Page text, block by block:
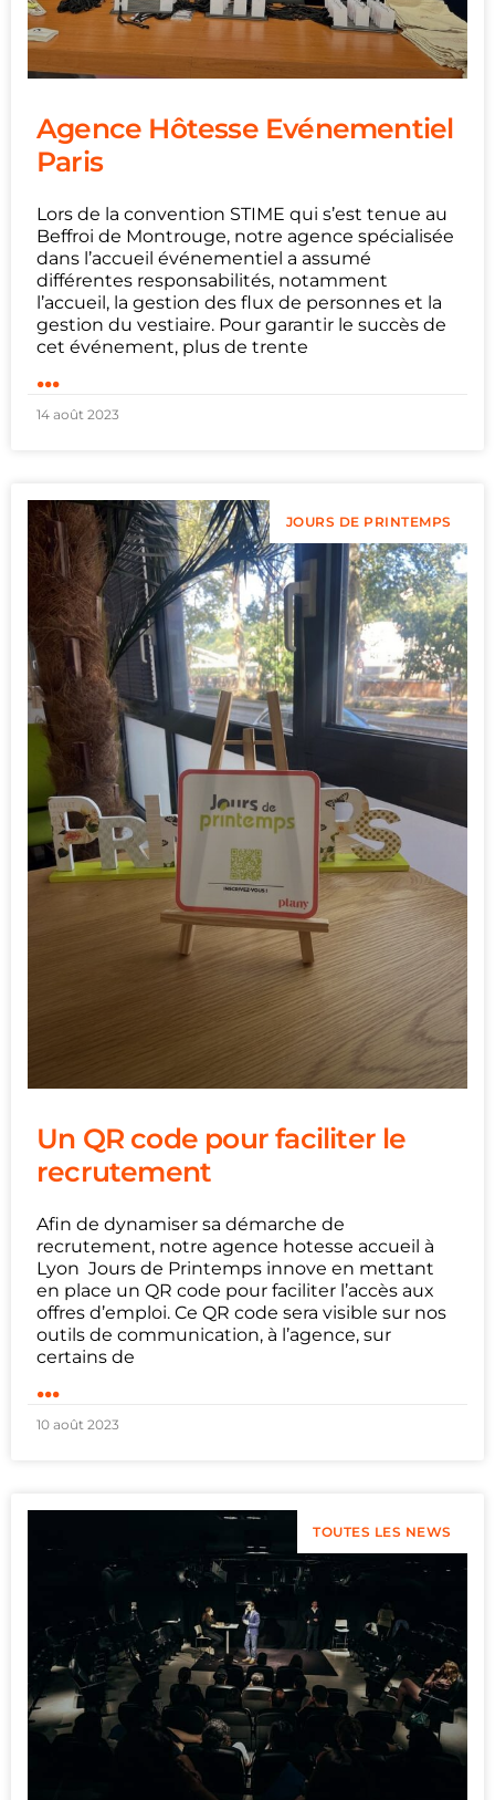
Agence Hôtesse Evénementiel
Paris
Lors de la convention STIME qui s’est tenue au
Beffroi de Montrouge, notre agence spécialisée
dans l’accueil événementiel a assumé
différentes responsabilités, notamment
l’accueil, la gestion des flux de personnes et la
gestion du vestiaire. Pour garantir le succès de
cet événement, plus de trente
...
14 août 2023
JOURS DE PRINTEMPS
Un QR code pour faciliter le
recrutement
Afin de dynamiser sa démarche de
recrutement, notre agence hotesse accueil à
Lyon Jours de Printemps innove en mettant
en place un QR code pour faciliter l’accès aux
offres d’emploi. Ce QR code sera visible sur nos
outils de communication, à l’agence, sur
certains de
...
10 août 2023
TOUTES LES NEWS